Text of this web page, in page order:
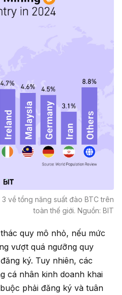
về tổng năng suất đào BTC trên
toàn thế giới. Nguồn: BIT
quy mô nhỏ, nếu mức
vượt quá ngưỡng quy
ký. Tuy nhiên, các
cá nhân kinh doanh khai
phải đăng ký và tuân